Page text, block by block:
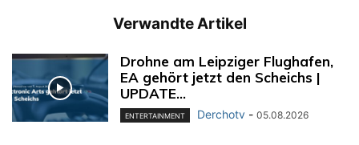
Verwandte Artikel
Drohne am Leipziger Flughafen,
EA gehört jetzt den Scheichs |
UPDATE...
ENTERTAINMENT Derchotv - 05.08.2026